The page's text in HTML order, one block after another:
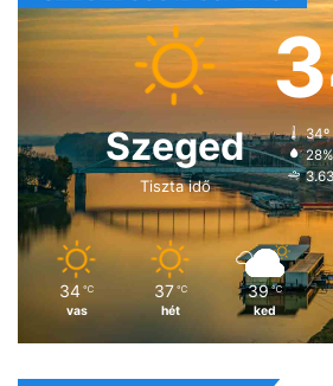
Szeged
Tiszta idő
34º
28%
34 ℃
vas
37 ℃
hét
39 ℃
ked